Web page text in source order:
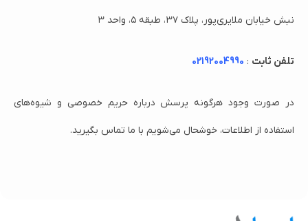
نبش خیابان ملایری‌پور، پلاک ۳۷، طبقه ۵، واحد ۳
تلفن ثابت :
02192004990
در صورت وجود هرگونه پرسش درباره حریم خصوصی و شیوه‌های
استفاده از اطلاعات، خوشحال می‌شویم با ما تماس بگیرید.